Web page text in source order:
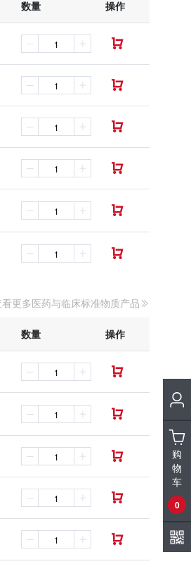
数量 操作






看更多医药与临床标准物质产品
数量 操作





购
物
车
0